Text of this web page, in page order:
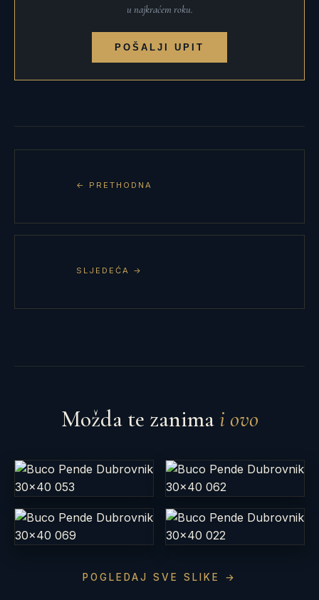
u najkraćem roku.
POŠALJI UPIT
← PRETHODNA
SLJEDEĆA →
Možda te zanima i ovo
POGLEDAJ SVE SLIKE →